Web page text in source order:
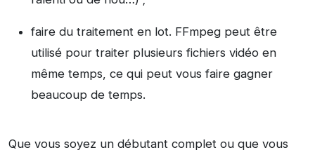
faire du traitement en lot. FFmpeg peut être
utilisé pour traiter plusieurs fichiers vidéo en
même temps, ce qui peut vous faire gagner
beaucoup de temps.
Que vous soyez un débutant complet ou que vous